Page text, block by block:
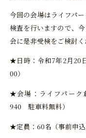
今回の会場はライフパ
検査を行いますので、
会に是非受検をご検討く
★日時：令和7年2月20
00）
★会場：ライフパー
940 駐車料無料）
★定員：60名（事前申込